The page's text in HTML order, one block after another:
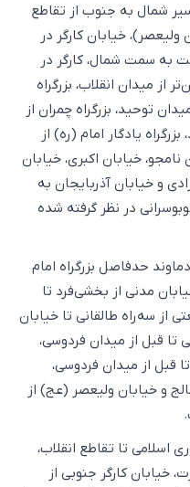
شمال به جنوب از تقاطع
خیابان کارگر در
به سمت شمال، کارگر در
از ۱۰۰ متر پایین‌تر از میدان انقلاب، بزرگراه
توحید، بزرگراه چمران از
یادگار امام (ره) از
خیابان اکبری، خیابان
و خیابان آذربایجان به
در نظر گرفته شده
حدفاصل بزرگراه امام
مدنی از بخشی‌فرد تا
از سه‌راه طالقانی تا خیابان
تا قبل از میدان فردوسی،
قبل از میدان فردوسی،
و خیابان ولیعصر (عج) از
اسلامی تا تقاطع انقلاب،
خیابان کارگر جنوبی از